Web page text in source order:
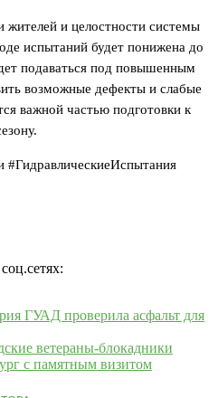
жителей и целостности системы
испытаний будет понижена до
подаваться под повышенным
возможные дефекты и слабые
важной частью подготовки к
ГУАД проверила асфальт для
ветераны-блокадники
с памятным визитом